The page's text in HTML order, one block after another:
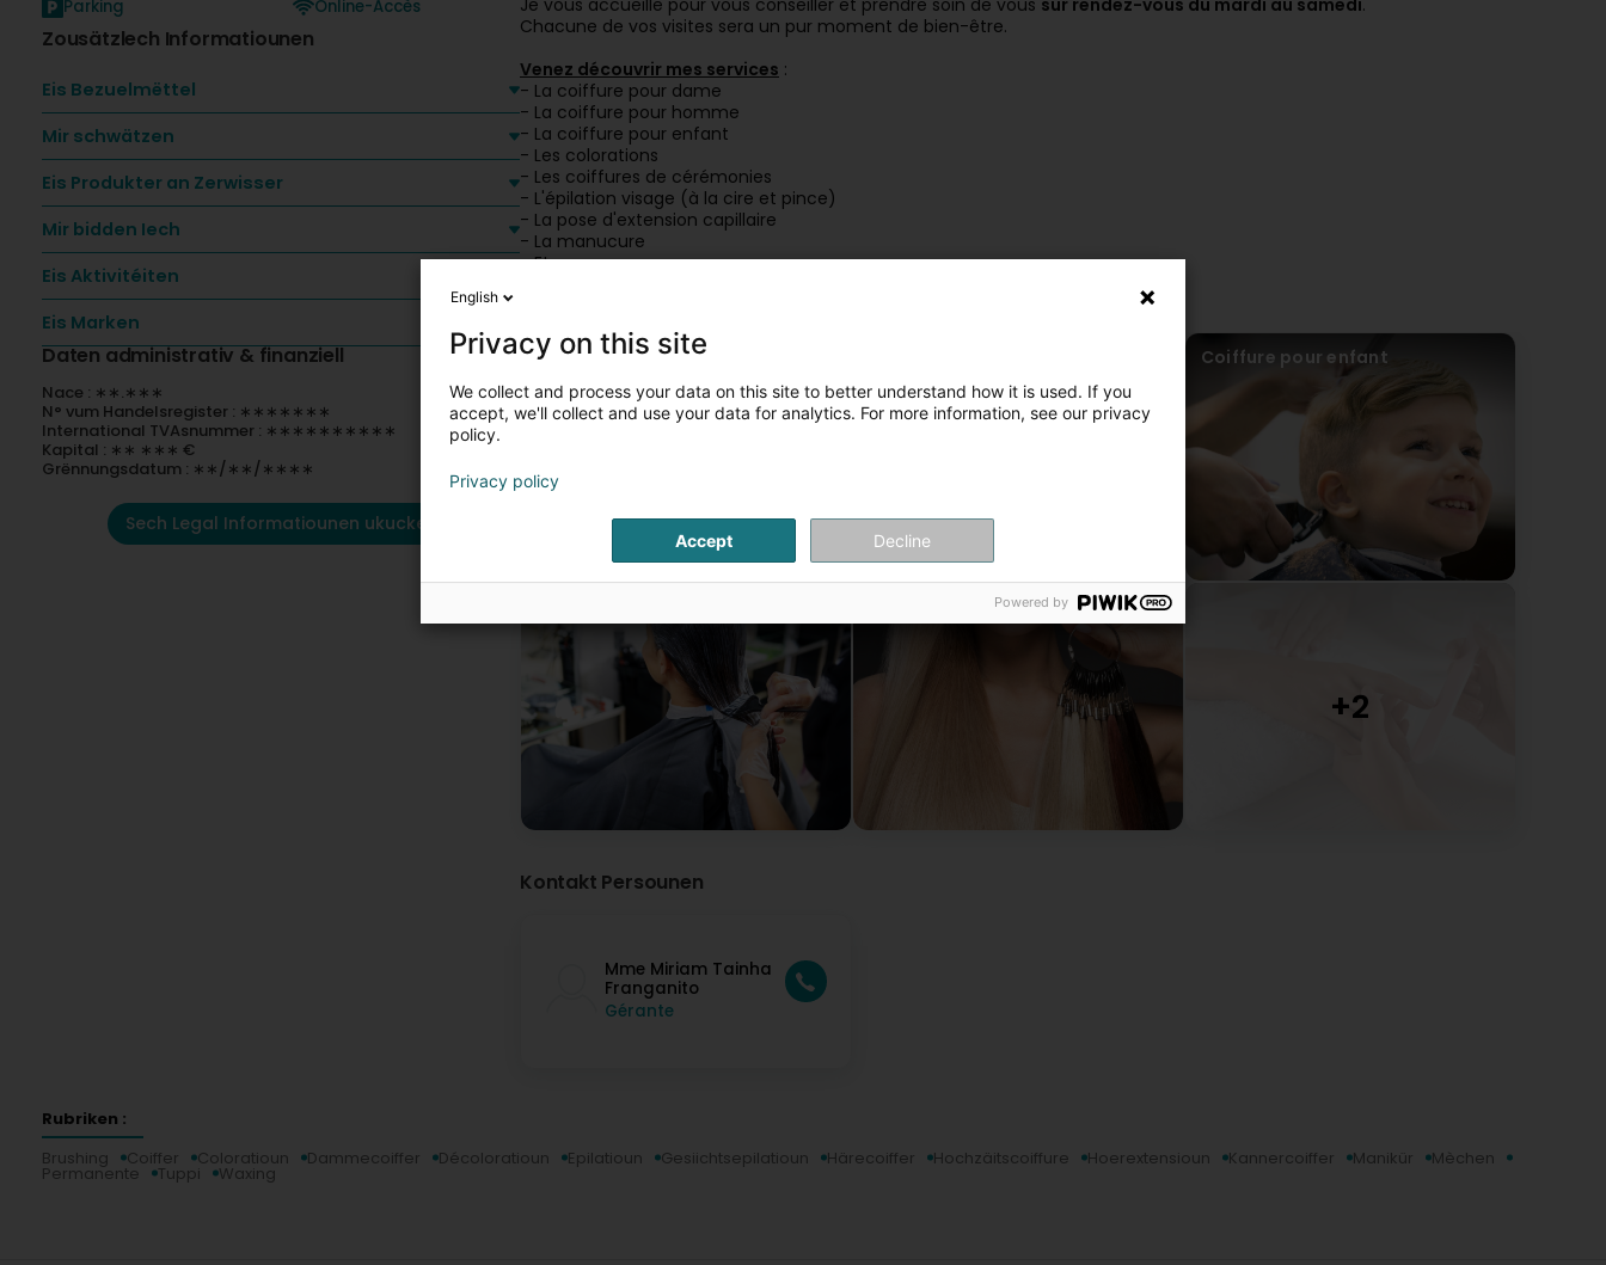
Parking
Online-Accès
Zousätzlech Informatiounen
Eis Bezuelmëttel
Mir schwätzen
Eis Produkter an Zerwisser
Mir bidden Iech
Eis Aktivitéiten
Eis Marken
Daten administrativ & finanziell
Nace : ∗∗.∗∗∗
N° vum Handelsregister : ∗∗∗∗∗∗∗
International TVAsnummer : ∗∗∗∗∗∗∗∗∗∗
Kapital : ∗∗ ∗∗∗ €
Grënnungsdatum : ∗∗/∗∗/∗∗∗∗
Sech Legal Informatiounen ukucken
Je vous accueille pour vous conseiller et prendre soin de vous sur rendez-vous du mardi au samedi.
Chacune de vos visites sera un pur moment de bien-être.
Venez découvrir mes services :
- La coiffure pour dame
- La coiffure pour homme
- La coiffure pour enfant
- Les colorations
- Les coiffures de cérémonies
- L'épilation visage (à la cire et pince)
- La pose d'extension capillaire
- La manucure
- Etc ...
Coiffure pour homme Coiffure pour enfant
Extension capillaire
Kontakt Persounen
Mme Miriam Tainha
Franganito
Gérante
Rubriken :
Brushing
Coiffer Coloratioun Dammecoiffer Décoloratioun Epilatioun Gesiichtsepilatioun Härecoiffer Hochzäitscoiffure Hoerextensioun Kannercoiffer Manikür Mèchen
Permanente Tuppi Waxing
English
Privacy on this site
We collect and process your data on this site to better understand how it is used. If you
accept, we'll collect and use your data for analytics. For more information, see our privacy
policy.
Privacy policy
Accept Decline
Powered by